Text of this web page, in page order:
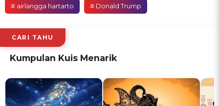
# airlangga hartarto # Donald Trump
CARI TAHU
Kumpulan Kuis Menarik